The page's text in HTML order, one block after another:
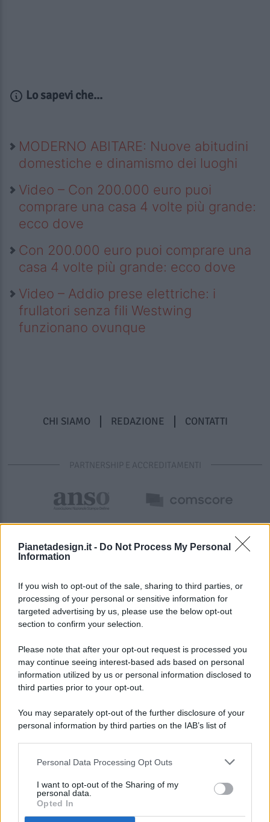
Pianetadesign.it - Do Not Process My Personal
Information
If you wish to opt-out of the sale, sharing to third parties, or
processing of your personal or sensitive information for
targeted advertising by us, please use the below opt-out
section to confirm your selection.
Please note that after your opt-out request is processed you
may continue seeing interest-based ads based on personal
information utilized by us or personal information disclosed to
third parties prior to your opt-out.
You may separately opt-out of the further disclosure of your
personal information by third parties on the IAB’s list of
This information may also be disclosed by us to third parties
disclose it to other third parties.
Personal Data Processing Opt Outs
I want to opt-out of the Sharing of my
personal data.
Opted In
Lo sapevi che...
MODERNO ABITARE: Nuove abitudini
domestiche e dinamismo dei luoghi
Video – Con 200.000 euro puoi
comprare una casa 4 volte più grande:
ecco dove
Con 200.000 euro puoi comprare una
casa 4 volte più grande: ecco dove
Video – Addio prese elettriche: i
frullatori senza fili Westwing
funzionano ovunque
CHI SIAMO REDAZIONE CONTATTI
PARTNERSHIP E ACCREDITAMENTI
© 2026 - Pianeta Design - P.IVA 04827280654 - Testata
Registrata Al Tribunale Di Nocera Inferiore N. 8/2020 - RG N.
ISCRIZIONE AL ROC N. 35792 – ISCRITTA ALL’ANSO
(ASSOCIAZIONE NAZIONALE STAMPA ONLINE)
PREFERENZE PRIVACY